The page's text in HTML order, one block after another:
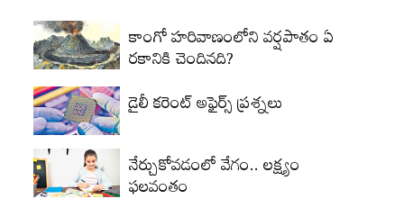
కాంగో హరివాణంలోని వర్షపాతం ఏ
రకానికి చెందినది?
డైలీ కరెంట్‌ అఫైర్స్‌ ప్రశ్నలు
నేర్చుకోవడంలో వేగం.. లక్ష్యం
ఫలవంతం